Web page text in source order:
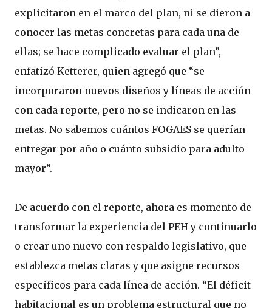
explicitaron en el marco del plan, ni se dieron a
conocer las metas concretas para cada una de
ellas; se hace complicado evaluar el plan”,
enfatizó Ketterer, quien agregó que “se
incorporaron nuevos diseños y líneas de acción
con cada reporte, pero no se indicaron en las
metas. No sabemos cuántos FOGAES se querían
entregar por año o cuánto subsidio para adulto
mayor”.
De acuerdo con el reporte, ahora es momento de
transformar la experiencia del PEH y continuarlo
o crear uno nuevo con respaldo legislativo, que
establezca metas claras y que asigne recursos
específicos para cada línea de acción. “El déficit
habitacional es un problema estructural que no